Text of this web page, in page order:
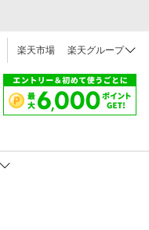
楽天市場 楽天グループ